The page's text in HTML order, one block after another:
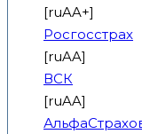
[ruAA+]
Росгосстрах
[ruAA]
ВСК
[ruAA]